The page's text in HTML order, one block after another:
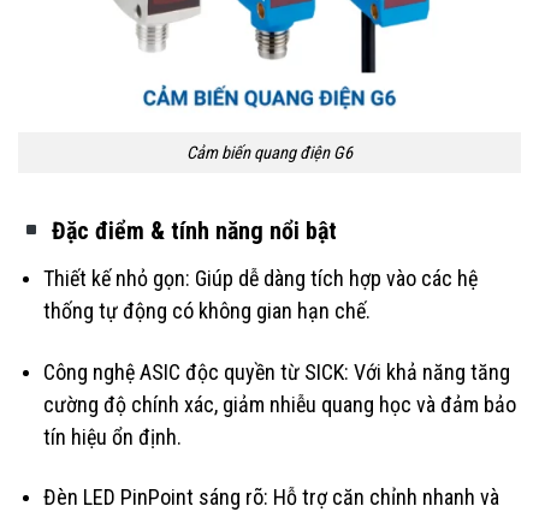
Cảm biến quang điện G6
Đặc điểm & tính năng nổi bật
Thiết kế nhỏ gọn: Giúp dễ dàng tích hợp vào các hệ
thống tự động có không gian hạn chế.
Công nghệ ASIC độc quyền từ SICK: Với khả năng tăng
cường độ chính xác, giảm nhiễu quang học và đảm bảo
tín hiệu ổn định.
Đèn LED PinPoint sáng rõ: Hỗ trợ căn chỉnh nhanh và